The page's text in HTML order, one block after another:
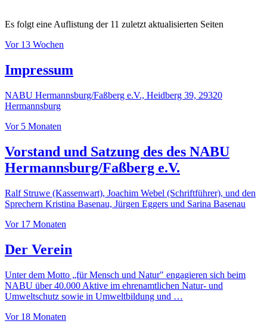
Es folgt eine Auflistung der 11 zuletzt aktualisierten Seiten
Vor 13 Wochen
Impressum
NABU Hermannsburg/Faßberg e.V., Heidberg 39, 29320
Hermannsburg
Vor 5 Monaten
Vorstand und Satzung des des NABU
Hermannsburg/Faßberg e.V.
Ralf Struwe (Kassenwart), Joachim Webel (Schriftführer), und den
Sprechern Kristina Basenau, Jürgen Eggers und Sarina Basenau
Vor 17 Monaten
Der Verein
Unter dem Motto „für Mensch und Natur" engagieren sich beim
NABU über 40.000 Aktive im ehrenamtlichen Natur- und
Umweltschutz sowie in Umweltbildung und …
Vor 18 Monaten